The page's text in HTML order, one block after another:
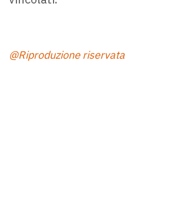
@Riproduzione riservata